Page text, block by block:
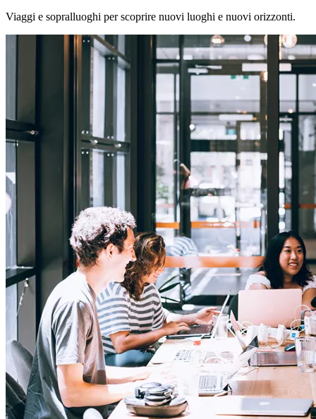
Viaggi e sopralluoghi per scoprire nuovi luoghi e nuovi orizzonti.